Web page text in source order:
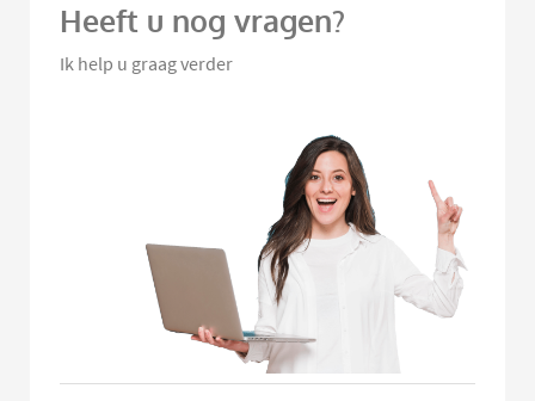
Heeft u nog vragen?
Ik help u graag verder